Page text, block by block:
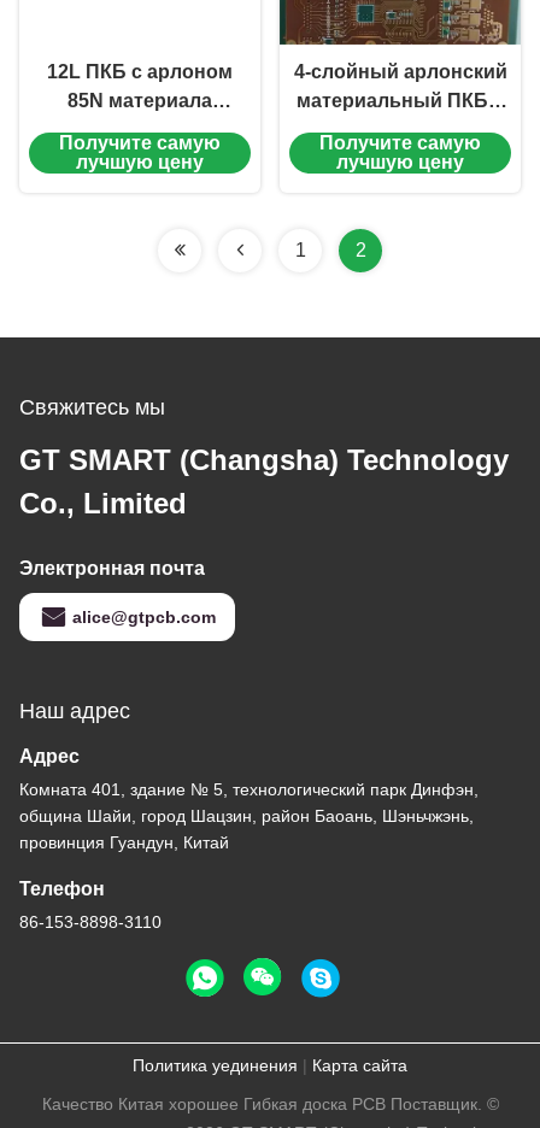
12L ПКБ с арлоном
85N материала
высокоточность ПКБ
твердое золото плату
Получите самую
лучшую цену
4-слойный арлонский
материальный ПКБ с
ENIG 1,6 мм для
коммуникационных
Получите самую
лучшую цену
1 2
Свяжитесь мы
GT SMART (Changsha) Technology
Co., Limited
Электронная почта
alice@gtpcb.com
Наш адрес
Адрес
Комната 401, здание № 5, технологический парк Динфэн,
община Шайи, город Шацзин, район Баоань, Шэньчжэнь,
провинция Гуандун, Китай
Телефон
86-153-8898-3110
Политика уединения | Карта сайта
Качество Китая хорошее Гибкая доска PCB Поставщик. ©